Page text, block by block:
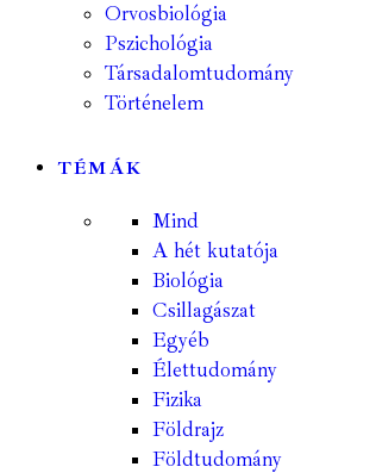
Orvosbiológia
Pszichológia
Társadalomtudomány
Történelem
TÉMÁK
Mind
A hét kutatója
Biológia
Csillagászat
Egyéb
Élettudomány
Fizika
Földrajz
Földtudomány